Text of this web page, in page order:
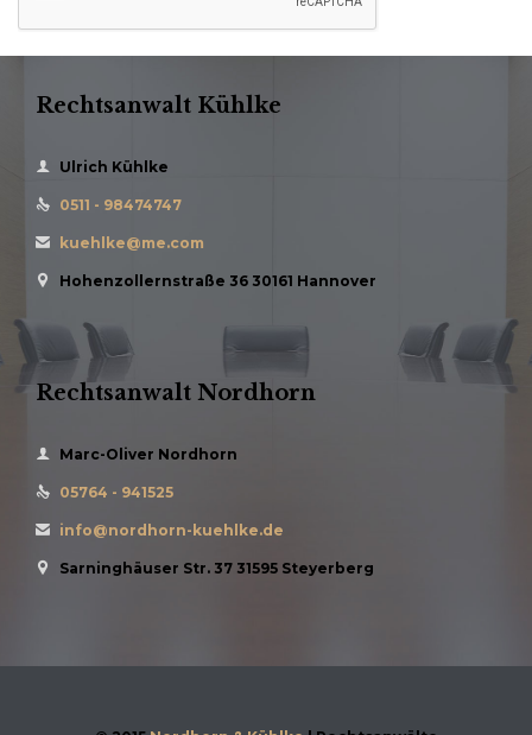
Rechtsanwalt Kühlke
 Ulrich Kühlke
 0511 - 98474747
 kuehlke@me.com
 Hohenzollernstraße 36 30161 Hannover
Rechtsanwalt Nordhorn
 Marc-Oliver Nordhorn
 05764 - 941525
 info@nordhorn-kuehlke.de
 Sarninghäuser Str. 37 31595 Steyerberg